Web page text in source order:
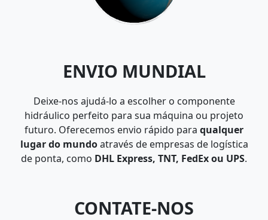
ENVIO MUNDIAL
Deixe-nos ajudá-lo a escolher o componente
hidráulico perfeito para sua máquina ou projeto
futuro. Oferecemos envio rápido para qualquer
lugar do mundoatravés de empresas de logística
de ponta, como DHL Express, TNT, FedEx ou UPS.
CONTATE-NOS